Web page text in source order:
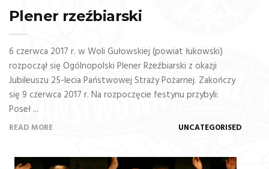
Plener rzeźbiarski
6 czerwca 2017 r. w Woli Gułowskiej (powiat łukowski)
rozpoczął się Ogólnopolski Plener Rzeźbiarski z okazji
Jubileuszu 25-lecia Państwowej Straży Pożarnej. Zakończy
się 9 czerwca 2017 r. Na rozpoczęcie festynu przybyli:
Poseł ...
READ MORE UNCATEGORISED